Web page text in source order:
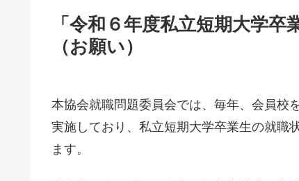
「令和６年度私立短期大学
（お願い）
本協会就職問題委員会では、毎年、会員校
実施しており、私立短期大学卒業生の就職
ます。